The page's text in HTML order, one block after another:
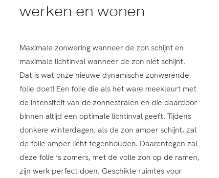
werken en wonen
Maximale zonwering wanneer de zon schijnt en
maximale lichtinval wanneer de zon niet schijnt.
Dat is wat onze nieuwe dynamische zonwerende
folie doet! Een folie die als het ware meekleurt met
de intensiteit van de zonnestralen en die daardoor
binnen altijd een optimale lichtinval geeft. Tijdens
donkere winterdagen, als de zon amper schijnt, zal
de folie amper licht tegenhouden. Daarentegen zal
deze folie ‘s zomers, met de volle zon op de ramen,
zijn werk perfect doen. Geschikte ruimtes voor